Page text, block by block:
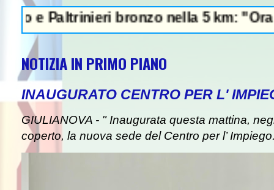
bronzo nella 5 km: "Ora ci
NOTIZIA IN PRIMO PIANO
INAUGURATO CENTRO PER L'
GIULIANOVA - " Inaugurata questa mattina,
coperto, la nuova sede del Centro per l’